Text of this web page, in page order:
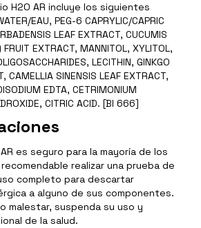
H2O AR incluye los siguientes
EAU, PEG-6 CAPRYLIC/CAPRIC
LEAF EXTRACT, CUCUMIS
EXTRACT, MANNITOL, XYLITOL,
LECITHIN, GINKGO
CAMELLIA SINENSIS LEAF EXTRACT,
EDTA, CETRIMONIUM
CITRIC ACID. [BI 666]
es seguro para la mayoría de los
realizar una prueba de
completo para descartar
a alguno de sus componentes.
malestar, suspenda su uso y
de la salud.